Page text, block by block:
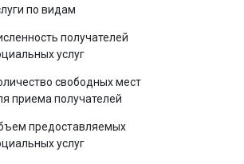
по видам
получателей
услуг
свободных мест
приема получателей
предоставляемых
услуг